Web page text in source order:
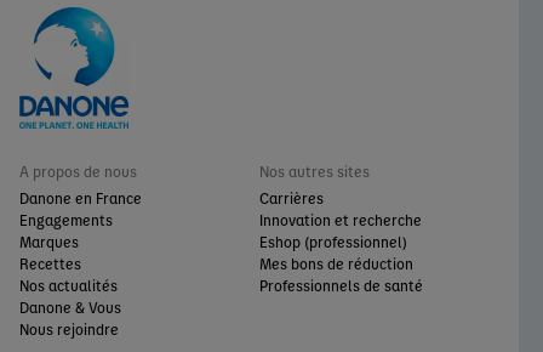
A propos de nous
Danone en France
Engagements
Marques
Recettes
Nos actualités
Danone & Vous
Nous rejoindre
Nos autres sites
Carrières
Innovation et recherche
Eshop (professionnel)
Mes bons de réduction
Professionnels de santé